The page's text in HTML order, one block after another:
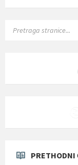
PRETHODNI